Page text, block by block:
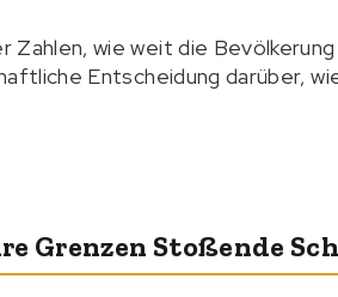
wie weit die
Entscheidung darüber,
Grenzen Stoßende